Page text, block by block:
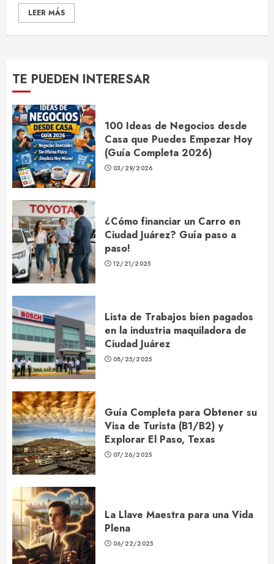
LEER MÁS
TE PUEDEN INTERESAR
100 Ideas de Negocios desde
Casa que Puedes Empezar Hoy
(Guía Completa 2026)
03/29/2026
¿Cómo financiar un Carro en
Ciudad Juárez? Guía paso a
paso!
12/21/2025
Lista de Trabajos bien pagados
en la industria maquiladora de
Ciudad Juárez
08/25/2025
Guía Completa para Obtener su
Visa de Turista (B1/B2) y
Explorar El Paso, Texas
07/26/2025
La Llave Maestra para una Vida
Plena
06/22/2025